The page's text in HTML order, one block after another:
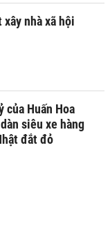
xây nhà xã hội
của Huấn Hoa
siêu xe hàng
đắt đỏ